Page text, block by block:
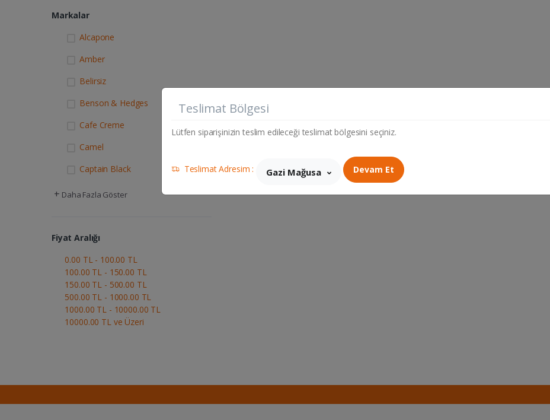
Markalar
Alcapone
Amber
Belirsiz
Benson & Hedges
Cafe Creme
Camel
Captain Black
+ Daha Fazla Göster
Fiyat Aralığı
0.00 TL - 100.00 TL
100.00 TL - 150.00 TL
150.00 TL - 500.00 TL
500.00 TL - 1000.00 TL
1000.00 TL - 10000.00 TL
10000.00 TL ve Üzeri
Teslimat Bölgesi
Lütfen siparişinizin teslim edileceği teslimat bölgesini seçiniz.
Teslimat Adresim : Gazi Mağusa Devam Et